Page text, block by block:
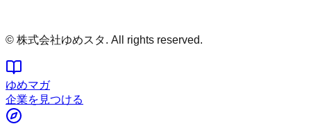
© 株式会社ゆめスタ. All rights reserved.
ゆめマガ
企業を見つける